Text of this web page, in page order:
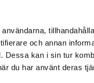
och annan
Dessa kan i sin tur
du har använt deras
via en
utanför